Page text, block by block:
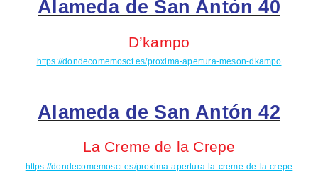
Alameda de San Antón 40
D’kampo
https://dondecomemosct.es/proxima-apertura-meson-dkampo
Alameda de San Antón 42
La Creme de la Crepe
https://dondecomemosct.es/proxima-apertura-la-creme-de-la-crepe